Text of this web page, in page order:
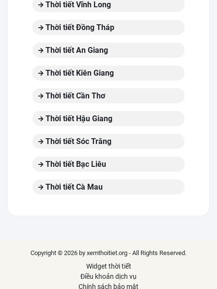
Thời tiết Vĩnh Long
Thời tiết Đồng Tháp
Thời tiết An Giang
Thời tiết Kiên Giang
Thời tiết Cần Thơ
Thời tiết Hậu Giang
Thời tiết Sóc Trăng
Thời tiết Bạc Liêu
Thời tiết Cà Mau
Copyright © 2026 by xemthoitiet.org - All Rights Reserved.
Widget thời tiết
Điều khoản dịch vụ
Chính sách bảo mật